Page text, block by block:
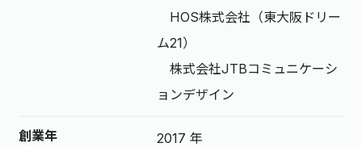
HOS株式会社（東大阪ドリー
ム21）
株式会社JTBコミュニケーシ
ョンデザイン
創業年 2017 年